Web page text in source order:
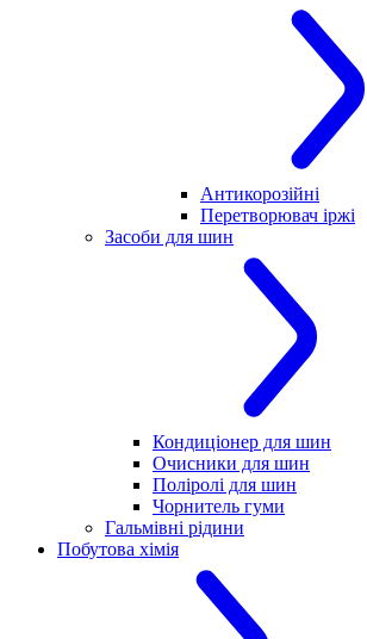
Антикорозійні
Перетворювач іржі
Засоби для шин
Кондиціонер для шин
Очисники для шин
Поліролі для шин
Чорнитель гуми
Гальмівні рідини
Побутова хімія